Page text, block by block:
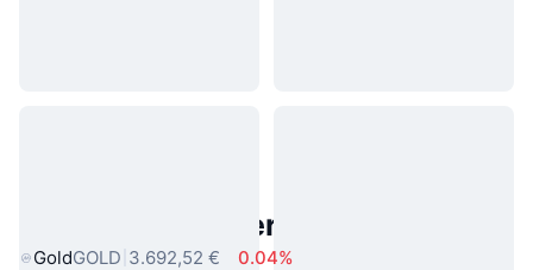
Beliebte reale Vermögenswerte
GoldGOLD 3.692,52 €
0.04%